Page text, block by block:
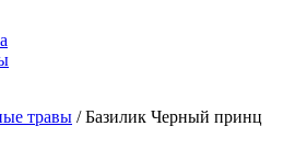
травы /Базилик Черный принц